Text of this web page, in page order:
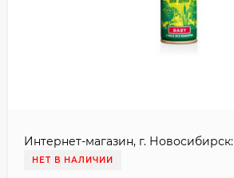
Интернет-магазин, г. Новосибирск:
НЕТ В НАЛИЧИИ